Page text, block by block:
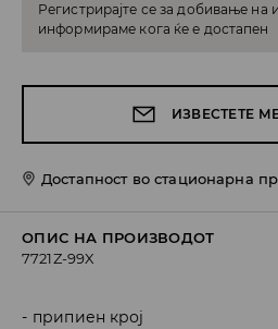
Регистрирајте се за добивање на
информираме кога ќе е достапен
ИЗВЕСТЕТЕ
Достапност во стационарна
ОПИС НА ПРОИЗВОДОТ
7721Z-99X
припиен крој